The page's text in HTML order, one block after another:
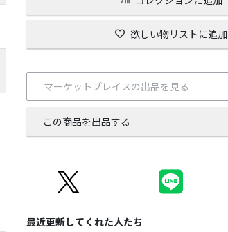
欲しい物リストに追加
マーケットプレイスの出品を見る
この商品を出品する
最近更新してくれた人たち